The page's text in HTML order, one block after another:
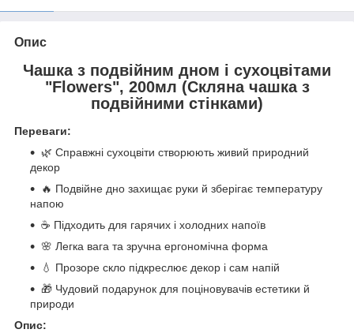
Опис
Чашка з подвійним дном і сухоцвітами
"Flowers", 200мл (Скляна чашка з
подвійними стінками)
Переваги:
🌿 Справжні сухоцвіти створюють живий природний
декор
🔥 Подвійне дно захищає руки й зберігає температуру
напою
☕ Підходить для гарячих і холодних напоїв
🌸 Легка вага та зручна ергономічна форма
💧 Прозоре скло підкреслює декор і сам напій
🎁 Чудовий подарунок для поціновувачів естетики й
природи
Опис: